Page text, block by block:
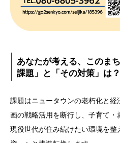
あなたが考える、このま
課題」と「その対策」は？
課題はニュータウンの老朽化と
画の戦略活用を断行し、子育て・
現役世代が住み続けたい環境を